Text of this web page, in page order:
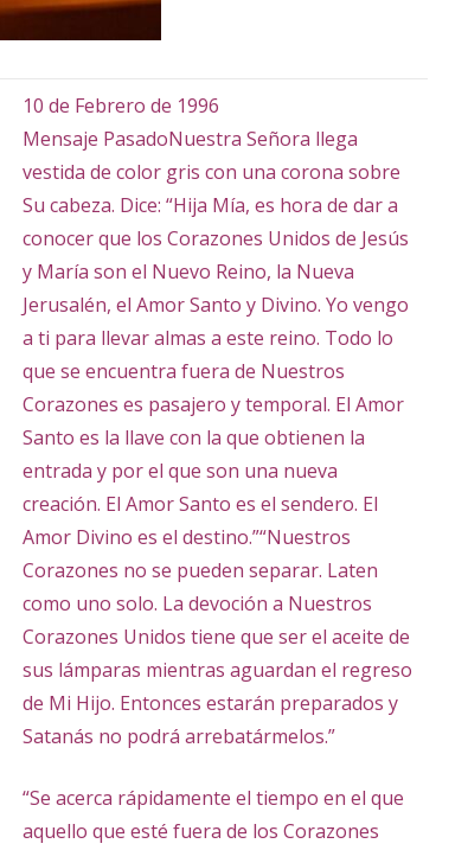
10 de Febrero de 1996
Mensaje PasadoNuestra Señora llega
vestida de color gris con una corona sobre
Su cabeza. Dice: “Hija Mía, es hora de dar a
conocer que los Corazones Unidos de Jesús
y María son el Nuevo Reino, la Nueva
Jerusalén, el Amor Santo y Divino. Yo vengo
a ti para llevar almas a este reino. Todo lo
que se encuentra fuera de Nuestros
Corazones es pasajero y temporal. El Amor
Santo es la llave con la que obtienen la
entrada y por el que son una nueva
creación. El Amor Santo es el sendero. El
Amor Divino es el destino.”“Nuestros
Corazones no se pueden separar. Laten
como uno solo. La devoción a Nuestros
Corazones Unidos tiene que ser el aceite de
sus lámparas mientras aguardan el regreso
de Mi Hijo. Entonces estarán preparados y
Satanás no podrá arrebatármelos.”
“Se acerca rápidamente el tiempo en el que
aquello que esté fuera de los Corazones